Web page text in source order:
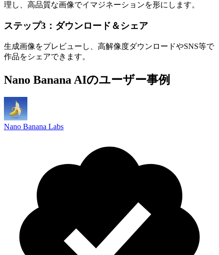
理し、高品質な画像でイマジネーションを形にします。
ステップ3：ダウンロード＆シェア
生成画像をプレビューし、高解像度ダウンロードやSNS等で
作品をシェアできます。
Nano Banana AIのユーザー事例
Nano Banana Labs